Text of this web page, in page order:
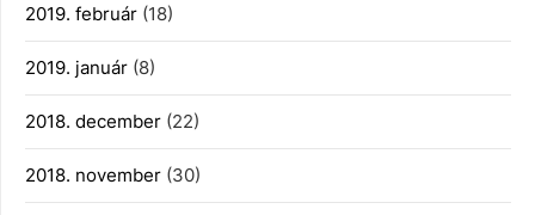
2019. február (18)
2019. január (8)
2018. december (22)
2018. november (30)